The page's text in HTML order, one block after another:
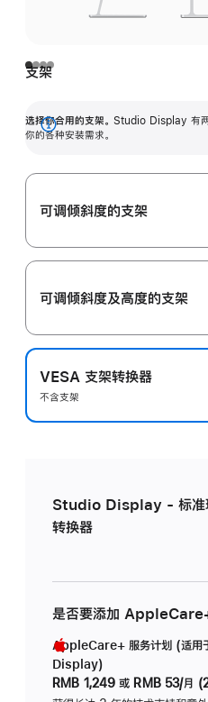
支架
选择你合用的支架。 Studio Display 有两
你的各种安装需求。
展
可调倾斜度的支架
可调倾斜度及高‍度的支‍架
VESA 支架转换器
不含支架
Studio Display - 标准
转换器
是否要添加 AppleCare+
AppleCare+ 服务计划 (适
Display)
RMB 1,249 或 RMB 53/月